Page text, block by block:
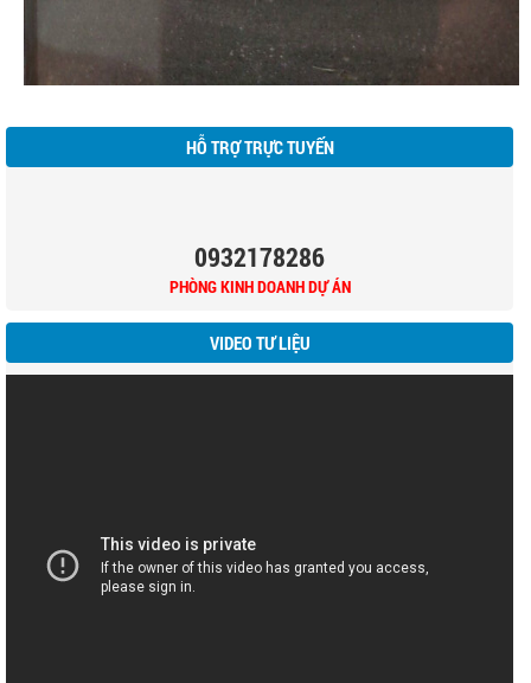
HỖ TRỢ TRỰC TUYẾN
0932178286
PHÒNG KINH DOANH DỰ ÁN
VIDEO TƯ LIỆU